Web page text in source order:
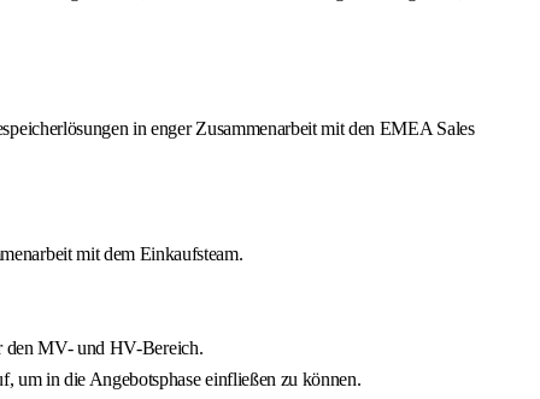
in enger Zusammenarbeit mit den EMEA Sales
mit dem Einkaufsteam.
den MV- und HV-Bereich.
um in die Angebotsphase einfließen zu können.